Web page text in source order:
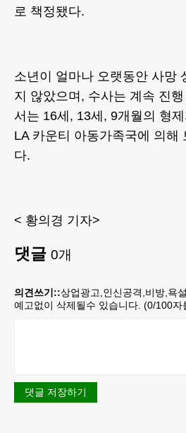
로 책정됐다.
소년이 얼마나 오랫동안 사망
지 않았으며, 수사는 계속 진
서는 16세, 13세, 9개월의 형
LA 카운티 아동가족국에 의해
다.
< 황의경 기자>
댓글 0개
의견쓰기::상업광고,인신공격,비방,욕
예고없이 삭제될수 있습니다. (0/100자
댓글 저장하기